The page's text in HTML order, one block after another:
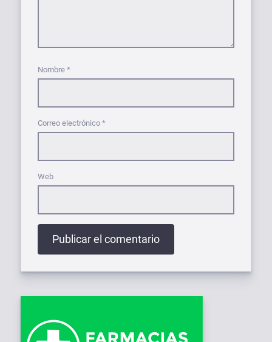
Nombre *
Correo electrónico *
Web